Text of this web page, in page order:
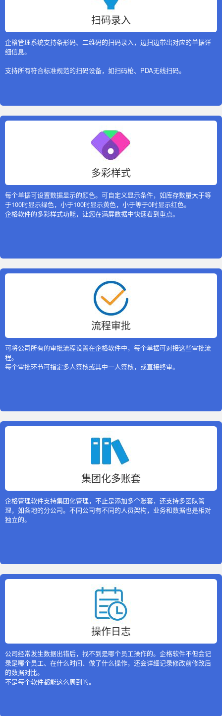
扫码录入
企格管理系统支持条形码、二维码的扫码录入，边扫边带出对应的单据详
细信息。
支持所有符合标准规范的扫码设备，如扫码枪、PDA无线扫码。
多彩样式
每个单据可设置数据显示的颜色。可自定义显示条件，如库存数量大于等
于100时显示绿色，小于100时显示黄色，小于等于0时显示红色。
企格软件的多彩样式功能，让您在满屏数据中快速看到重点。
流程审批
可将公司所有的审批流程设置在企格软件中，每个单据可对接这些审批流
程。
每个审批环节可指定多人签核或其中一人签核，或直接终审。
集团化多账套
企格管理软件支持集团化管理，不止是添加多个账套，还支持多团队管
理，如各地的分公司。不同公司有不同的人员架构，业务和数据也是相对
独立的。
操作日志
公司经常发生数据出错后，找不到是哪个员工操作的。企格软件不但会记
录是哪个员工、在什么时间、做了什么操作，还会详细记录修改前修改后
的数据对比。
不是每个软件都能这么周到的。